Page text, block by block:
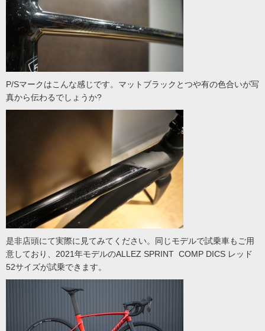
P/Sマークはこんな感じです。マットブラックとつや有の色合いが写
真から伝わるでしょうか?
是非店頭にて実際に見てみてください。同じモデルで試乗車もご用
意しており、2021年モデルのALLEZ SPRINT COMP DICS レッド
52サイズが試乗できます。